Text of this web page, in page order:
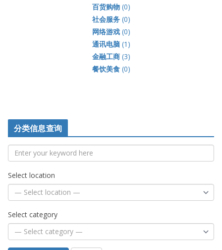
百货购物(0)
社会服务(0)
网络游戏(0)
通讯电脑(1)
金融工商(3)
餐饮美食(0)
分类信息查询
Select location
Select category